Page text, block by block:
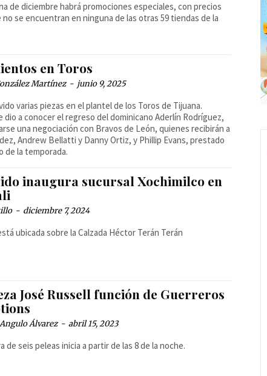
de diciembre habrá promociones especiales, con precios
no se encuentran en ninguna de las otras 59 tiendas de la
en Toros
Martínez - junio 9, 2025
varias piezas en el plantel de los Toros de Tijuana.
dio a conocer el regreso del dominicano Aderlín Rodríguez,
una negociación con Bravos de León, quienes recibirán a
Andrew Bellatti y Danny Ortiz, y Phillip Evans, prestado
de la temporada.
inaugura sucursal Xochimilco en
- diciembre 7, 2024
ubicada sobre la Calzada Héctor Terán Terán
José Russell función de Guerreros
Álvarez - abril 15, 2023
de seis peleas inicia a partir de las 8 de la noche.